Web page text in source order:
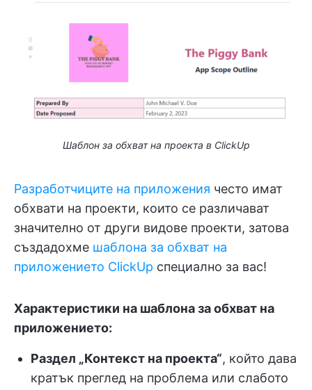
Шаблон за обхват на проекта в ClickUp
Разработчиците на приложения често имат
обхвати на проекти, които се различават
значително от други видове проекти, затова
създадохме шаблона за обхват на
приложението ClickUp специално за вас!
Характеристики на шаблона за обхват на
приложението:
Раздел „Контекст на проекта“, който дава
кратък преглед на проблема или слабото